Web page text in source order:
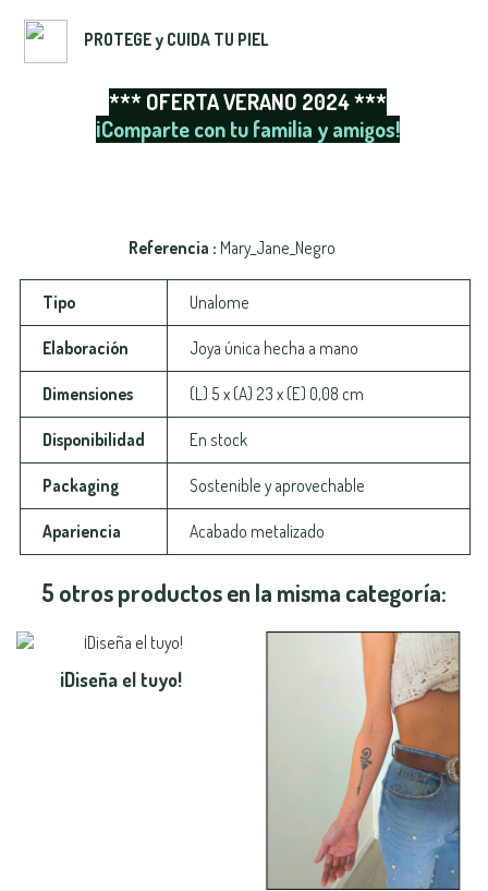
PROTEGE y CUIDA TU PIEL
*** OFERTA VERANO 2024 ***
¡Comparte con tu familia y amigos!
Referencia Mary_Jane_Negro
Tipo Unalome
Elaboración Joya única hecha a mano
Dimensiones (L) 5 x (A) 23 x (E) 0,08 cm
Disponibilidad En stock
Packaging Sostenible y aprovechable
Apariencia Acabado metalizado
5 otros productos en la misma categoría:
¡Diseña el tuyo!